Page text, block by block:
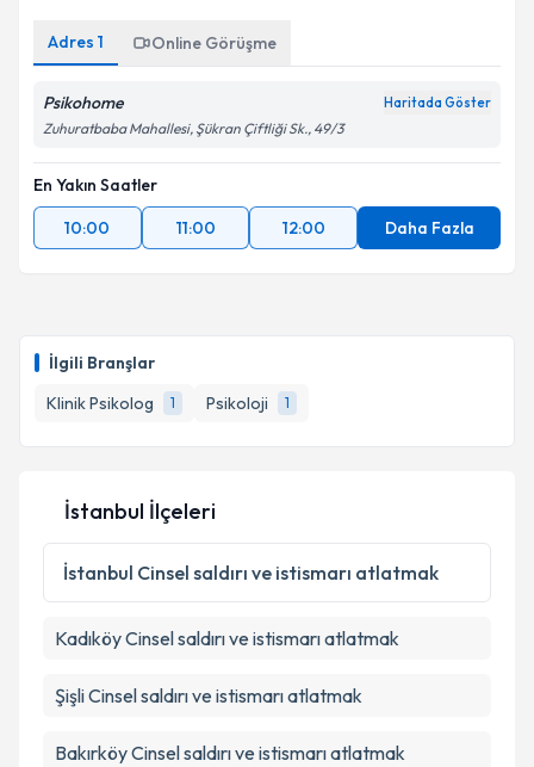
İlgili Branşlar
Klinik Psikolog
1 Psikoloji 1
Kişisel verilerimin işlenmesine ilişkin
Metni'ni okudum ve kişisel verilerimin belirtilen
Takvim Talebini Gönder
Adres 1 Online Görüşme
Psikohome Haritada Göster
Zuhuratbaba Mahallesi, Şükran Çiftliği Sk., 49/3
En Yakın Saatler
10:00
11:00 12:00 Daha Fazla
İstanbul İlçeleri
İstanbul Cinsel saldırı ve istismarı atlatmak
KadıköyCinsel saldırı ve istismarı atlatmak
ŞişliCinsel saldırı ve istismarı atlatmak
BakırköyCinsel saldırı ve istismarı atlatmak